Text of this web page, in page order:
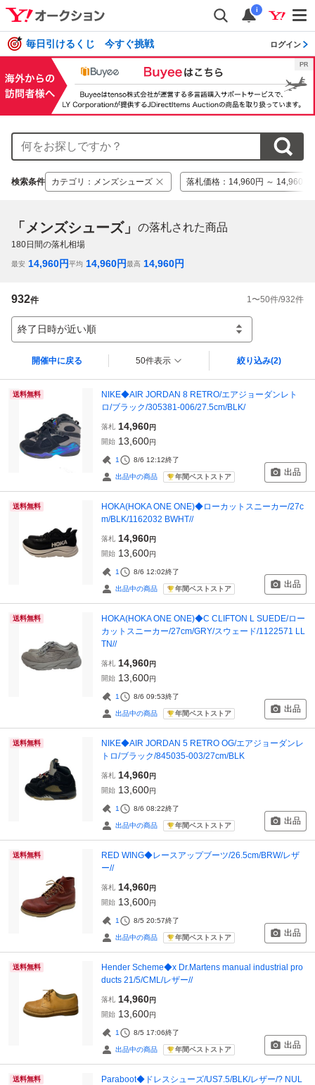
i
毎日引けるくじ 今すぐ挑戦 ログイン
検索条件 カテゴリ ： メンズシューズ 落札価格 ： 14,960円 ～ 14,960円
「メンズシューズ」 の落札された商品
180日間の落札相場
最安 14,960円平均 14,960円最高 14,960円
932件 1 〜50件/932件
終了日時が近い順
開催中に戻る 50件表示 絞り込み(2)
送料無料
NIKE◆AIR JORDAN 8 RETRO/エアジョーダンレト
ロ/ブラック/305381-006/27.5cm/BLK/
落札 14,960円
開始 13,600円
1 8/6 12:12終了
出品中の商品 年間ベストストア 出品
送料無料
HOKA(HOKA ONE ONE)◆ローカットスニーカー/27c
m/BLK/1162032 BWHT//
落札 14,960円
開始 13,600円
1 8/6 12:02終了
出品中の商品 年間ベストストア 出品
送料無料
HOKA(HOKA ONE ONE)◆C CLIFTON L SUEDE/ロー
カットスニーカー/27cm/GRY/スウェード/1122571 LL
TN//
落札 14,960円
開始 13,600円
1 8/6 09:53終了
出品中の商品 年間ベストストア 出品
送料無料
NIKE◆AIR JORDAN 5 RETRO OG/エアジョーダンレ
トロ/ブラック/845035-003/27cm/BLK
落札 14,960円
開始 13,600円
1 8/6 08:22終了
出品中の商品 年間ベストストア 出品
送料無料
RED WING◆レースアップブーツ/26.5cm/BRW/レザ
ー//
落札 14,960円
開始 13,600円
1 8/5 20:57終了
出品中の商品 年間ベストストア 出品
送料無料
Hender Scheme◆x Dr.Martens manual industrial pro
ducts 21/5/CML/レザー//
落札 14,960円
開始 13,600円
1 8/5 17:06終了
出品中の商品 年間ベストストア 出品
送料無料
Paraboot◆ドレスシューズ/US7.5/BLK/レザー/? NUL